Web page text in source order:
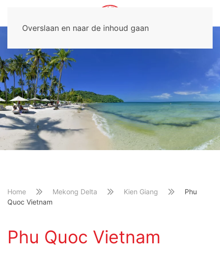
Overslaan en naar de inhoud gaan
Home Mekong Delta Kien Giang
Phu
Quoc Vietnam
Phu Quoc Vietnam